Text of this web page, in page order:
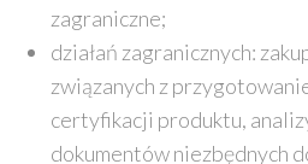
zagraniczne;
działań zagranicznych:
związanych z
certyfikacji produktu,
dokumentów niezbędnych